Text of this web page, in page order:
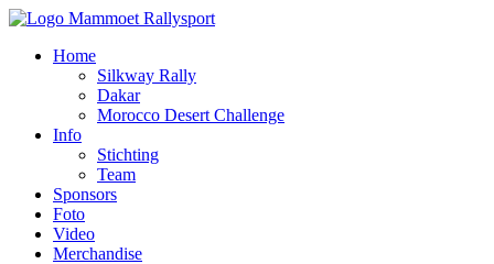
Home
Silkway Rally
Dakar
Morocco Desert Challenge
Info
Stichting
Team
Sponsors
Foto
Video
Merchandise